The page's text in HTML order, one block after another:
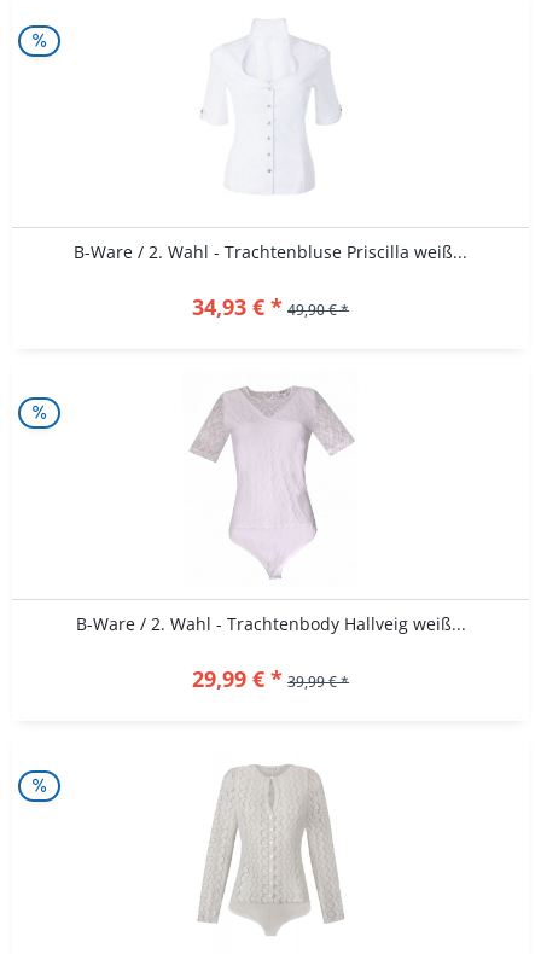
B-Ware / 2. Wahl - Trachtenbluse Priscilla weiß...
34,93 € * 49,90 € *
B-Ware / 2. Wahl - Trachtenbody Hallveig weiß...
29,99 € * 39,99 € *